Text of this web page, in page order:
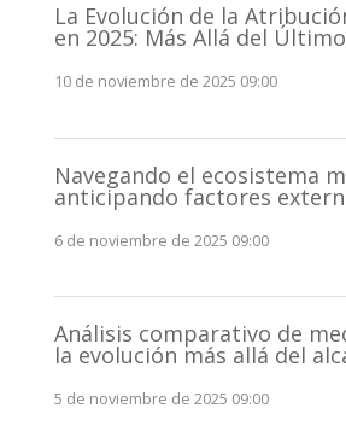
La Evolución de la
en 2025: Más Allá del
10 de noviembre de 2025 09:00
Navegando el ecosistema
anticipando factores
6 de noviembre de 2025 09:00
Análisis comparativo de
la evolución más allá del
5 de noviembre de 2025 09:00